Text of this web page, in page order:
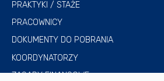
PRAKTYKI / STAŻE
PRACOWNICY
DOKUMENTY DO POBRANIA
KOORDYNATORZY
ZASADY FINANSOWE